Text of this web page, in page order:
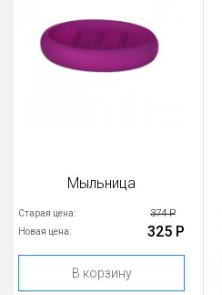
Мыльница
Старая цена: 374 Р
Новая цена: 325 Р
В корзину